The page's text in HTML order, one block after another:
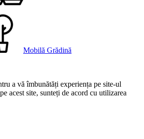
Mobilă Grădină
a vă îmbunătăți experiența pe site-ul
acest site, sunteți de acord cu utilizarea